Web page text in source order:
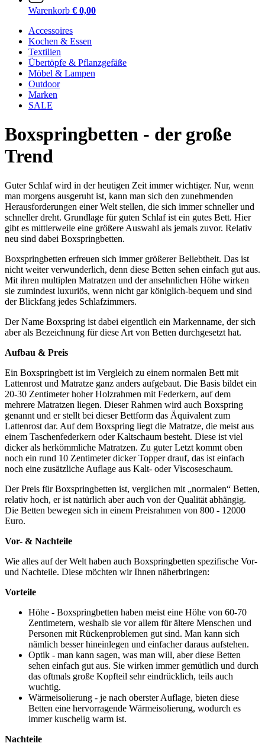
Warenkorb € 0,00
Accessoires
Kochen & Essen
Textilien
Übertöpfe & Pflanzgefäße
Möbel & Lampen
Outdoor
Marken
SALE
Boxspringbetten - der große
Trend
Guter Schlaf wird in der heutigen Zeit immer wichtiger. Nur, wenn
man morgens ausgeruht ist, kann man sich den zunehmenden
Herausforderungen einer Welt stellen, die sich immer schneller und
schneller dreht. Grundlage für guten Schlaf ist ein gutes Bett. Hier
gibt es mittlerweile eine größere Auswahl als jemals zuvor. Relativ
neu sind dabei Boxspringbetten.
Boxspringbetten erfreuen sich immer größerer Beliebtheit. Das ist
nicht weiter verwunderlich, denn diese Betten sehen einfach gut aus.
Mit ihren multiplen Matratzen und der ansehnlichen Höhe wirken
sie zumindest luxuriös, wenn nicht gar königlich-bequem und sind
der Blickfang jedes Schlafzimmers.
Der Name Boxspring ist dabei eigentlich ein Markenname, der sich
aber als Bezeichnung für diese Art von Betten durchgesetzt hat.
Aufbau & Preis
Ein Boxspringbett ist im Vergleich zu einem normalen Bett mit
Lattenrost und Matratze ganz anders aufgebaut. Die Basis bildet ein
20-30 Zentimeter hoher Holzrahmen mit Federkern, auf dem
mehrere Matratzen liegen. Dieser Rahmen wird auch Boxspring
genannt und er stellt bei dieser Bettform das Äquivalent zum
Lattenrost dar. Auf dem Boxspring liegt die Matratze, die meist aus
einem Taschenfederkern oder Kaltschaum besteht. Diese ist viel
dicker als herkömmliche Matratzen. Zu guter Letzt kommt oben
noch ein rund 10 Zentimeter dicker Topper drauf, das ist einfach
noch eine zusätzliche Auflage aus Kalt- oder Viscoseschaum.
Der Preis für Boxspringbetten ist, verglichen mit „normalen“ Betten,
relativ hoch, er ist natürlich aber auch von der Qualität abhängig.
Die Betten bewegen sich in einem Preisrahmen von 800 - 12000
Euro.
Vor- & Nachteile
Wie alles auf der Welt haben auch Boxspringbetten spezifische Vor-
und Nachteile. Diese möchten wir Ihnen näherbringen:
Vorteile
Höhe - Boxspringbetten haben meist eine Höhe von 60-70
Zentimetern, weshalb sie vor allem für ältere Menschen und
Personen mit Rückenproblemen gut sind. Man kann sich
nämlich besser hineinlegen und einfacher daraus aufstehen.
Optik - man kann sagen, was man will, aber diese Betten
sehen einfach gut aus. Sie wirken immer gemütlich und durch
das oftmals große Kopfteil sehr eindrücklich, teils auch
wuchtig.
Wärmeisolierung - je nach oberster Auflage, bieten diese
Betten eine hervorragende Wärmeisolierung, wodurch es
immer kuschelig warm ist.
Nachteile